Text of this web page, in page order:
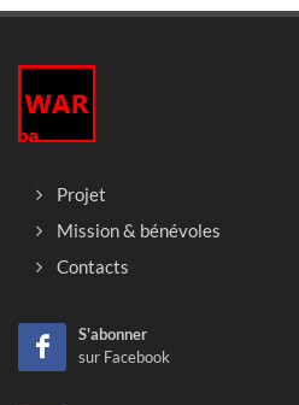
Projet
Mission & bénévoles
Contacts
S'abonner
sur Facebook